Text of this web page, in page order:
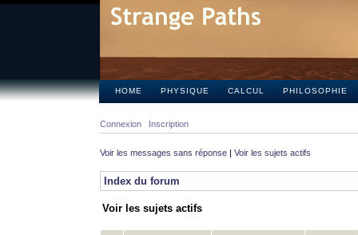
HOME PHYSIQUE CALCUL PHILOSOPHIE
Connexion Inscription
Voir les messages sans réponse | Voir les sujets actifs
Index du forum
Voir les sujets actifs